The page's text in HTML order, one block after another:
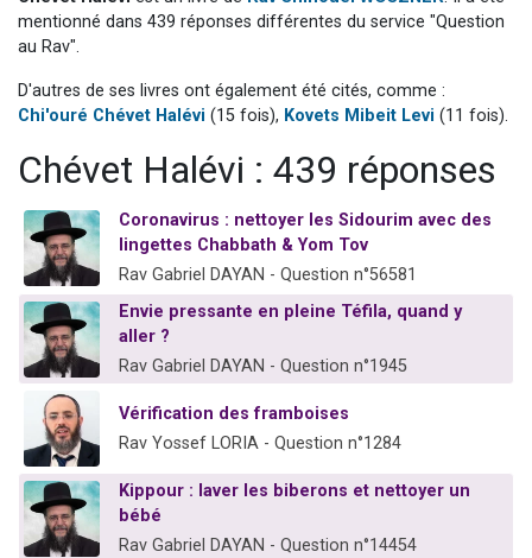
6 personnes viennent de faire un don pour 5 enfants déjà orphelins risquent de perdre leur maman
Il reste 49 places pour étudier en groupe sur Zoom
3 personnes viennent de faire un don pour Diane, 80 ans, dans un appartement insalubre
mentionné dans 439 réponses différentes du service "Question
au Rav".
D'autres de ses livres ont également été cités, comme :
Chi'ouré Chévet Halévi (15 fois), Kovets Mibeit Levi (11 fois).
Chévet Halévi : 439 réponses
Coronavirus : nettoyer les Sidourim avec des
lingettes Chabbath & Yom Tov
Rav Gabriel DAYAN - Question n°56581
Envie pressante en pleine Téfila, quand y
aller ?
Rav Gabriel DAYAN - Question n°1945
Vérification des framboises
Rav Yossef LORIA - Question n°1284
Kippour : laver les biberons et nettoyer un
bébé
Rav Gabriel DAYAN - Question n°14454